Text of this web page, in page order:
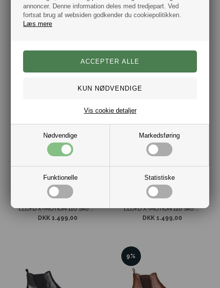
annoncer. Denne information deles med tredjepart. Ved
fortsat brug af websiden godkender du cookiepolitikken.
Læs mere
Nødvendige Markedsføring
Funktionelle Statistiske
Vis cookie detaljer
50%
DKK
LLOYD X-MOTION 110 Sko Mørke Brun
DKK 1.499,00
LLOYD X-MOTION 110 Sko Sort
DKK 1.499,00
9%